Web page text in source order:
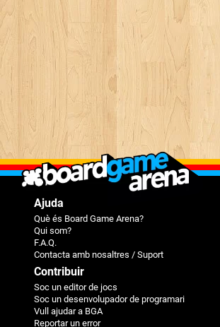
Ajuda
Què és Board Game Arena?
Qui som?
F.A.Q.
Contacta amb nosaltres / Suport
Contribuir
Soc un editor de jocs
Soc un desenvolupador de programari
Vull ajudar a BGA
Reportar un error